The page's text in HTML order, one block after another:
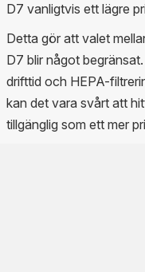
D7 vanligtvis ett lägre
Detta gör att valet
D7 blir något
drifttid och HEPA-
kan det vara svårt att
tillgänglig som ett mer